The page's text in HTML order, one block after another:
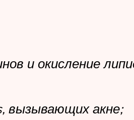
и окисление
вызывающих акне;